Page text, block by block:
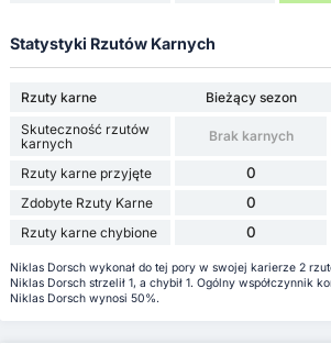
Statystyki Rzutów Karnych
Rzuty karne Bieżący sezon
Skuteczność rzutów
karnych
Brak karnych
Rzuty karne przyjęte 0
Zdobyte Rzuty Karne 0
Rzuty karne chybione 0
Niklas Dorsch wykonał do tej pory w swojej karierze 2
Niklas Dorsch strzelił 1, a chybił 1. Ogólny współczynnik
Niklas Dorsch wynosi 50%.